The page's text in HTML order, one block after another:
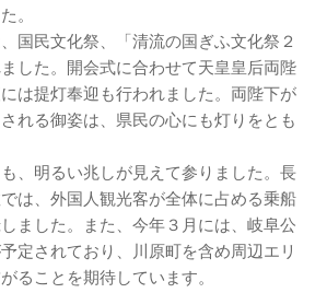
。
国民文化祭、「清流の国ぎふ文化祭２
した。開会式に合わせて天皇皇后両陛
は提灯奉迎も行われました。両陛下が
れる御姿は、県民の心にも灯りをとも
、明るい兆しが見えて参りました。長
は、外国人観光客が全体に占める乗船
ました。また、今年３月には、岐阜公
定されており、川原町を含め周辺エリ
ることを期待しています。